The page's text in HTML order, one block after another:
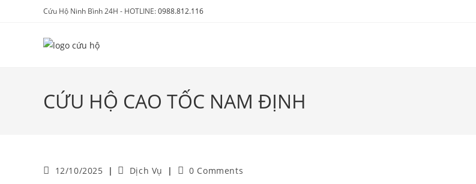
Cứu Hộ Ninh Bình 24H - HOTLINE:0988.812.116
CỨU HỘ CAO TỐC NAM ĐỊNH
12/10/2025 Dịch Vụ 0 Comments